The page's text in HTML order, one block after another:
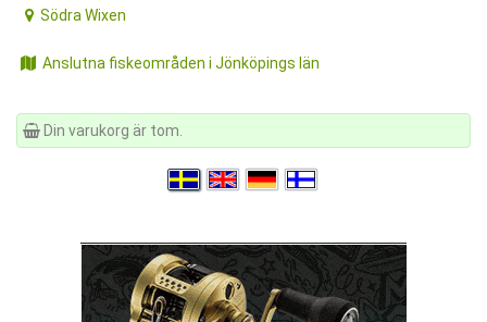
Södra Wixen
Anslutna fiskeområden i Jönköpings län
Din varukorg är tom.